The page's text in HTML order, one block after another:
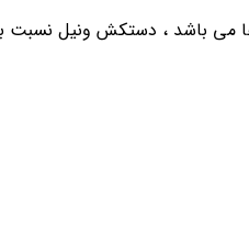
ها و آزمایشگاه ها می باشد ، دستکش